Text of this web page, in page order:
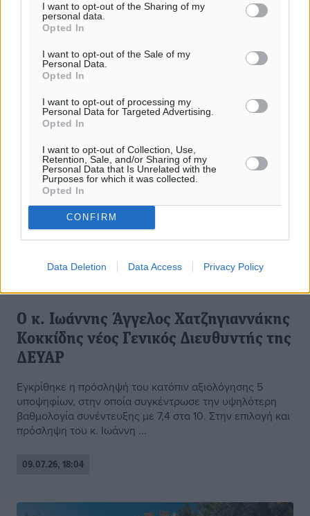
I want to opt-out of the Sharing of my
personal data.
Opted In
I want to opt-out of the Sale of my
Personal Data.
Opted In
I want to opt-out of processing my
Personal Data for Targeted Advertising.
Opted In
I want to opt-out of Collection, Use,
Retention, Sale, and/or Sharing of my
Personal Data that Is Unrelated with the
Purposes for which it was collected.
Opted In
CONFIRM
Data Deletion Data Access Privacy Policy
οφείλουν να πράξουν ...
09.07.26, 18:05
Ο κ. Ιωάννης Άγγελος Χατζηγιαννάκης
Κοκκίδης νέος Γενικός Διευθυντής της
ΔΕΥΑΡ
Εγκρίθηκε η πρόσληψή του κατόπιν αξιολόγησης 5
υποψηφίων, στην οποία συγκέντρωσε την υψηλότερη
βαθμολογία συνέντευξης με 7,4 στα 10. Στην επιλογή και
πρόσληψη του κ. Ιωάννη ...
09.07.26, 18:04